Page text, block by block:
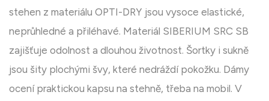
stehen z materiálu OPTI-DRY jsou vysoce elastické,
neprůhledné a přiléhavé. Materiál SIBERIUM SRC SB
zajišťuje odolnost a dlouhou životnost. Šortky i sukně
jsou šity plochými švy, které nedráždí pokožku. Dámy
ocení praktickou kapsu na stehně, třeba na mobil. V